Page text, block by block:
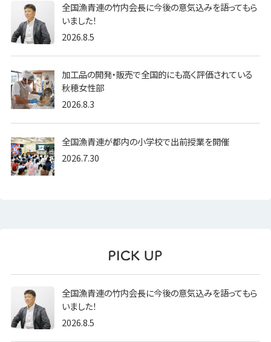
全国漁青連の竹内会長に今後の意気込みを語ってもら
いました！
2026.8.5
加工品の開発・販売で全国的にも高く評価されている
秋穂女性部
2026.8.3
全国漁青連が都内の小学校で出前授業を開催
2026.7.30
全国漁青連の竹内会長に今後の意気込みを語ってもら
いました！
2026.8.5